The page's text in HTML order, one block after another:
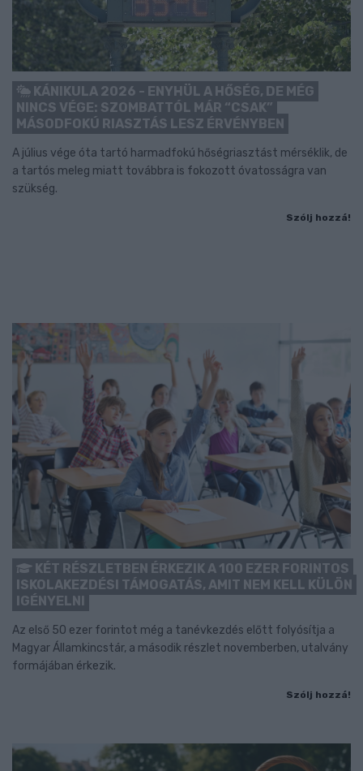
KÁNIKULA 2026 - ENYHÜL A HŐSÉG, DE MÉG
NINCS VÉGE: SZOMBATTÓL MÁR “CSAK”
MÁSODFOKÚ RIASZTÁS LESZ ÉRVÉNYBEN
A július vége óta tartó harmadfokú hőségriasztást mérséklik, de
a tartós meleg miatt továbbra is fokozott óvatosságra van
szükség.
Szólj hozzá!
KÉT RÉSZLETBEN ÉRKEZIK A 100 EZER FORINTOS
ISKOLAKEZDÉSI TÁMOGATÁS, AMIT NEM KELL KÜLÖN
IGÉNYELNI
Az első 50 ezer forintot még a tanévkezdés előtt folyósítja a
Magyar Államkincstár, a második részlet novemberben, utalvány
formájában érkezik.
Szólj hozzá!